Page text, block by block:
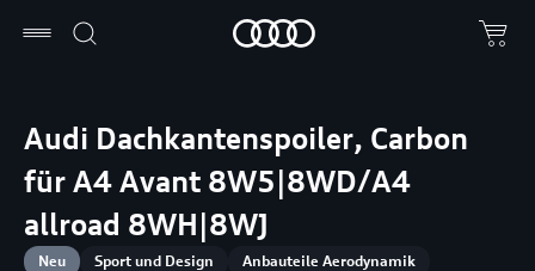
Audi Dachkantenspoiler, Carbon
für A4 Avant 8W5|8WD/A4
allroad 8WH|8WJ
Neu Sport und Design Anbauteile Aerodynamik